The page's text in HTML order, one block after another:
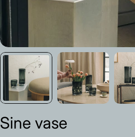
Sine vase